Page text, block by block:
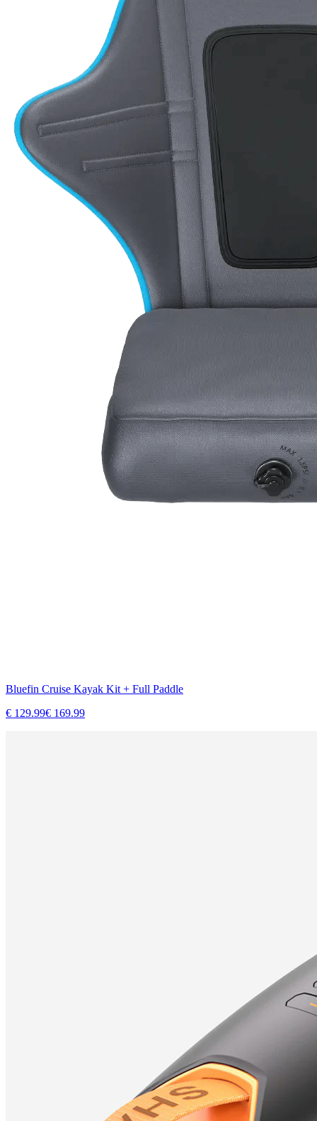
Bluefin Cruise Kayak Kit + Full Paddle
€ 129.99€ 169.99